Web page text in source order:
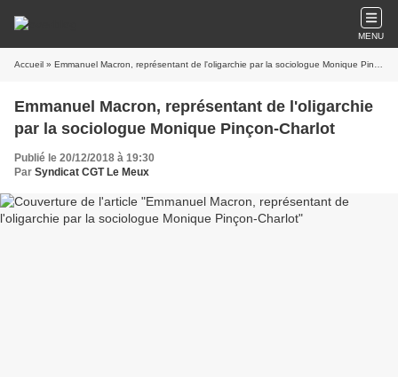
MENU
Accueil » Emmanuel Macron, représentant de l'oligarchie par la sociologue Monique Pinçon-Charlot
Emmanuel Macron, représentant de l'oligarchie
par la sociologue Monique Pinçon-Charlot
Publié le 20/12/2018 à 19:30
Par Syndicat CGT Le Meux